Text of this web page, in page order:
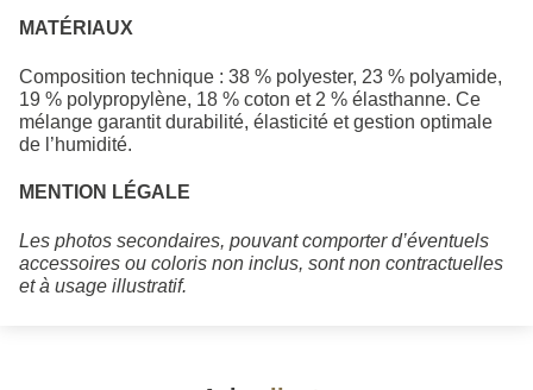
MATÉRIAUX
Composition technique : 38 % polyester, 23 % polyamide,
19 % polypropylène, 18 % coton et 2 % élasthanne. Ce
mélange garantit durabilité, élasticité et gestion optimale
de l’humidité.
MENTION LÉGALE
Les photos secondaires, pouvant comporter d’éventuels
accessoires ou coloris non inclus, sont non contractuelles
et à usage illustratif.